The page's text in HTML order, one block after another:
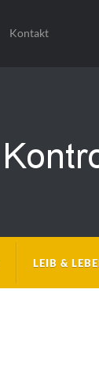
Kontakt
LEIB &